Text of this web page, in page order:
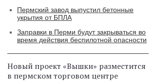
Пермский завод выпустил бетонные
укрытия от БПЛА
Заправки в Перми будут закрываться во
время действия беспилотной опасности
Новый проект «Вышки» разместится
в пермском торговом центре